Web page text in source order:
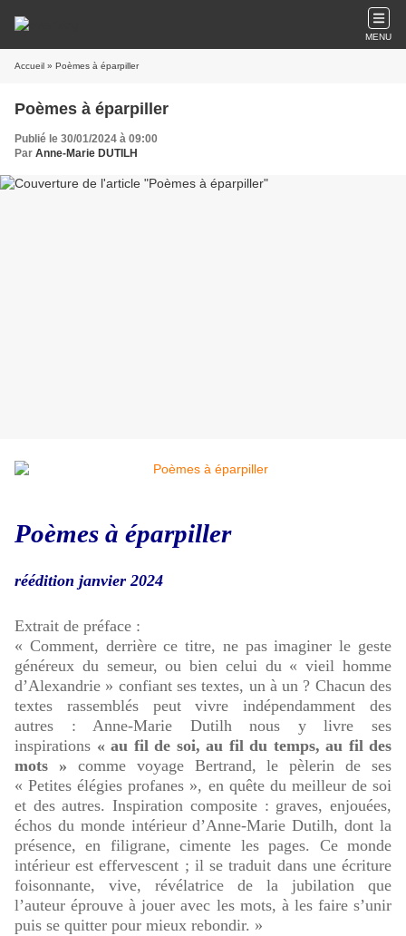
MENU
Accueil » Poèmes à éparpiller
Poèmes à éparpiller
Publié le 30/01/2024 à 09:00
Par Anne-Marie DUTILH
Poèmes à éparpiller
réédition janvier 2024
Extrait de préface :
« Comment, derrière ce titre, ne pas imaginer le geste
généreux du semeur, ou bien celui du « vieil homme
d’Alexandrie » confiant ses textes, un à un ? Chacun des
textes rassemblés peut vivre indépendamment des
autres : Anne-Marie Dutilh nous y livre ses
inspirations « au fil de soi, au fil du temps, au fil des
mots » comme voyage Bertrand, le pèlerin de ses
« Petites élégies profanes », en quête du meilleur de soi
et des autres. Inspiration composite : graves, enjouées,
échos du monde intérieur d’Anne-Marie Dutilh, dont la
présence, en filigrane, cimente les pages. Ce monde
intérieur est effervescent ; il se traduit dans une écriture
foisonnante, vive, révélatrice de la jubilation que
l’auteur éprouve à jouer avec les mots, à les faire s’unir
puis se quitter pour mieux rebondir. »